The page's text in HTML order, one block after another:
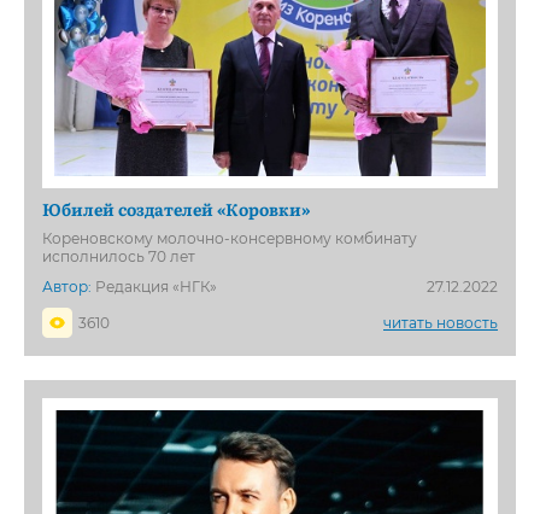
Юбилей создателей «Коровки»
Кореновскому молочно-консервному комбинату
исполнилось 70 лет
Автор: Редакция «НГК»
27.12.2022
3610
читать новость